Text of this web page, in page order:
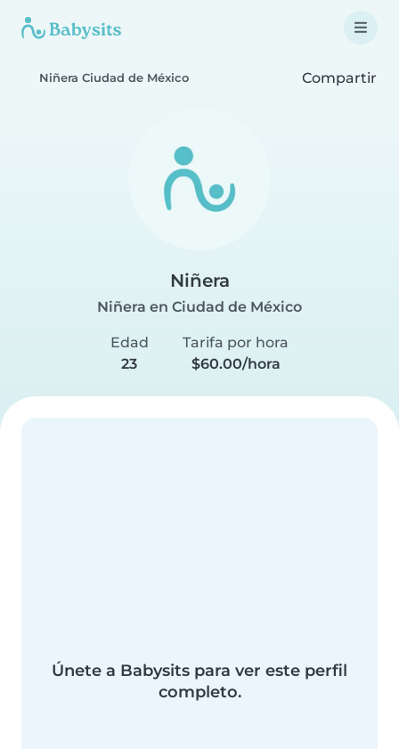
Niñera Ciudad de México Compartir
Niñera
Niñera en Ciudad de México
Edad
23
Tarifa por hora
$60.00/hora
Únete a Babysits para ver este perfil
completo.